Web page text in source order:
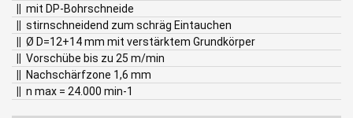
mit DP-Bohrschneide
stirnschneidend zum schräg Eintauchen
Ø D=12+14 mm mit verstärktem Grundkörper
Vorschübe bis zu 25 m/min
Nachschärfzone 1,6 mm
n max = 24.000 min-1